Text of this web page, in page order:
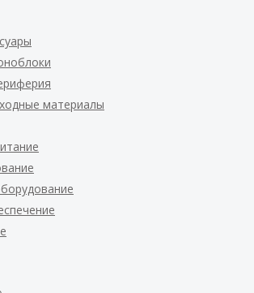
материалы